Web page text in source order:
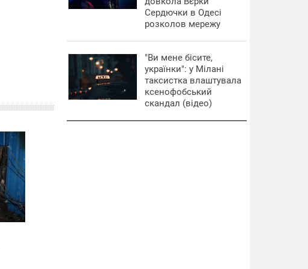
Сердючки в Одесі
розколов мережу
"Ви мене бісите,
українки": у Мілані
таксистка влаштувала
ксенофобський
скандал (відео)